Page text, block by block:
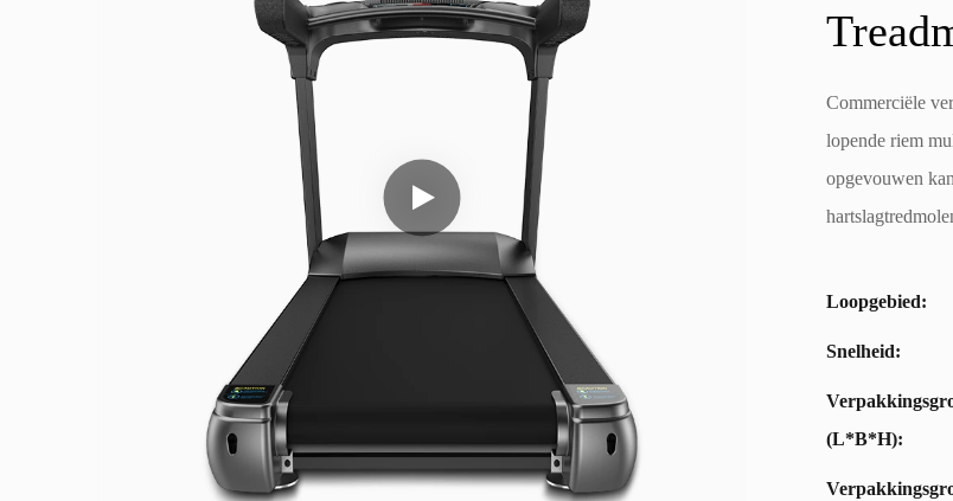
Commerciële
lopende riem
opgevouwen
Loopgebied:
Snelheid:
(L*B*H):